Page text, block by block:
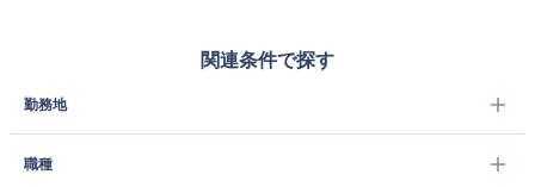
関連条件で探す
勤務地
職種